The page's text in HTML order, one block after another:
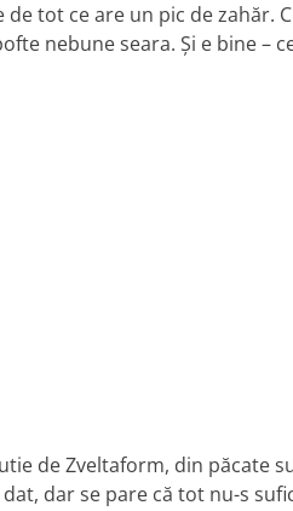
tot ce are un pic de zahăr.
nebune seara. Şi e bine –
de Zveltaform, din păcate
dar se pare că tot nu-s